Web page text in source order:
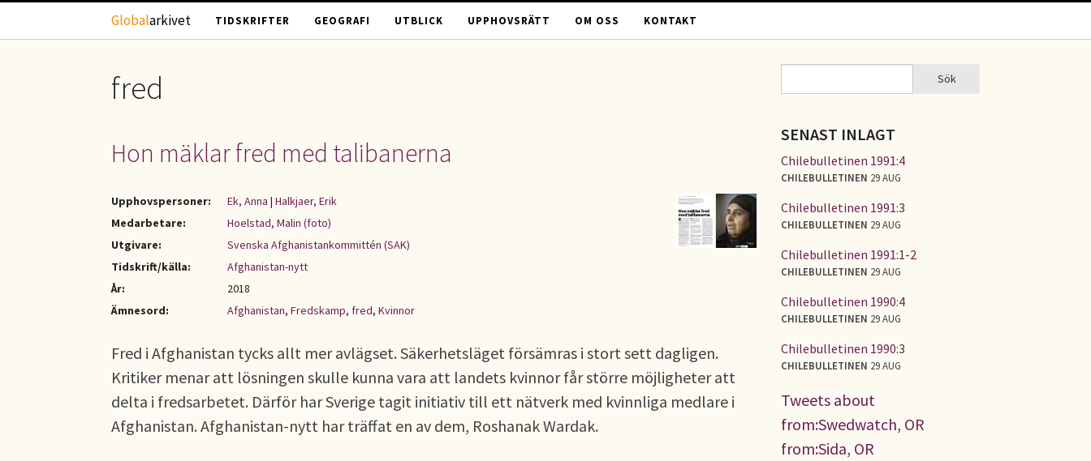
Hoppa till huvudinnehåll
Globalarkivet TIDSKRIFTER GEOGRAFI UTBLICK UPPHOVSRÄTT OM OSS KONTAKT
fred
Hon mäklar fred med talibanerna
Upphovspersoner: Ek, Anna | Halkjaer, Erik
Medarbetare:
Hoelstad, Malin (foto)
Utgivare:
Svenska Afghanistankommittén (SAK)
Tidskrift/källa:
Afghanistan-nytt
År:
2018
Ämnesord:
Afghanistan, Fredskamp, fred, Kvinnor
Fred i Afghanistan tycks allt mer avlägset. Säkerhetsläget försämras i stort sett dagligen.
Kritiker menar att lösningen skulle kunna vara att landets kvinnor får större möjligheter att
delta i fredsarbetet. Därför har Sverige tagit initiativ till ett nätverk med kvinnliga medlare i
Afghanistan. Afghanistan-nytt har träffat en av dem, Roshanak Wardak.
SÖKFORMULÄR Sök
SENAST INLAGT
Chilebulletinen 1991:4
CHILEBULLETINEN 29 AUG
Chilebulletinen 1991:3
CHILEBULLETINEN 29 AUG
Chilebulletinen 1991:1-2
CHILEBULLETINEN 29 AUG
Chilebulletinen 1990:4
CHILEBULLETINEN 29 AUG
Chilebulletinen 1990:3
CHILEBULLETINEN 29 AUG
Tweets about
from:Swedwatch, OR
from:Sida, OR